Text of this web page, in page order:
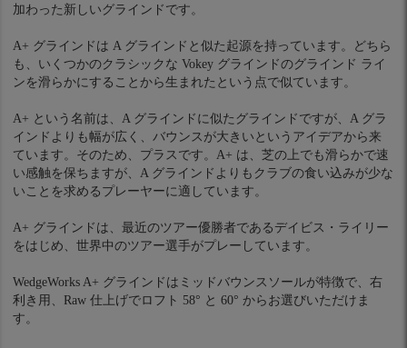
加わった新しいグラインドです。
A+ グラインドは A グラインドと似た起源を持っています。どちら
も、いくつかのクラシックな Vokey グラインドのグラインド ライ
ンを滑らかにすることから生まれたという点で似ています。
A+ という名前は、A グラインドに似たグラインドですが、A グラ
インドよりも幅が広く、バウンスが大きいというアイデアから来
ています。そのため、プラスです。A+ は、芝の上でも滑らかで速
い感触を保ちますが、A グラインドよりもクラブの食い込みが少な
いことを求めるプレーヤーに適しています。
A+ グラインドは、最近のツアー優勝者であるデイビス・ライリー
をはじめ、世界中のツアー選手がプレーしています。
WedgeWorks A+ グラインドはミッドバウンスソールが特徴で、右
利き用、Raw 仕上げでロフト 58° と 60° からお選びいただけま
す。